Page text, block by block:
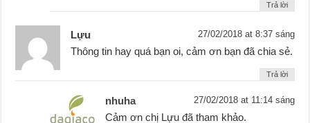
Trả lời
Lựu 27/02/2018 at 8:37 sáng
Thông tin hay quá bạn oi, cảm ơn bạn đã chia sẻ.
Trả lời
nhuha 27/02/2018 at 11:14 sáng
Cảm ơn chị Lựu đã tham khảo.